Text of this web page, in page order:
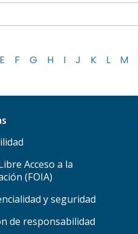
E F G H I J K L M
Acceso a la
(FOIA)
y seguridad
de responsabilidad